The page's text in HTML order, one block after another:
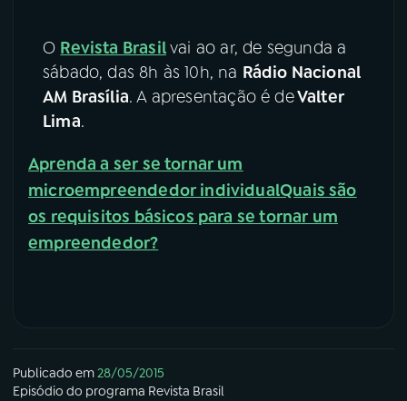
O Revista Brasilvai ao ar, de segunda a
sábado, das 8h às 10h, na Rádio Nacional
AM Brasília. A apresentação é deValter
Lima.
Aprenda a ser se tornar um
microempreendedor individualQuais são
os requisitos básicos para se tornar um
empreendedor?
Publicado em28/05/2015
Episódio do programa Revista Brasil